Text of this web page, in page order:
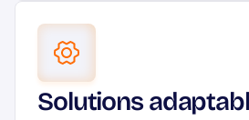
Solutions